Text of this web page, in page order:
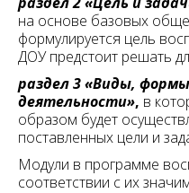
на основе базовых
формулируется цель
ДОУ предстоит решать
раздел 3 «Виды,
деятельности», в
образом будет
поставленных цели и
Модули в программе
соответствии с их